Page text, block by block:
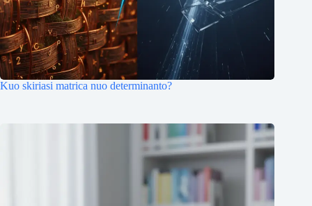
Kuo skiriasi matrica nuo determinanto?